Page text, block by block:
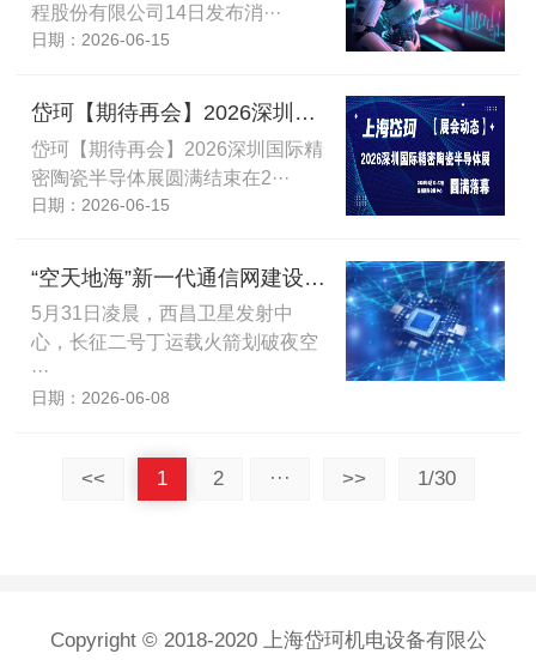
程股份有限公司14日发布消···
日期：2026-06-15
岱珂【期待再会】2026深圳国际精密陶瓷半导体展圆满结束
岱珂【期待再会】2026深圳国际精
密陶瓷半导体展圆满结束在2···
日期：2026-06-15
“空天地海”新一代通信网建设提速 助力经济社会数智化转型
5月31日凌晨，西昌卫星发射中
心，长征二号丁运载火箭划破夜空
···
日期：2026-06-08
<< 1 2 ··· >> 1/30
Copyright © 2018-2020 上海岱珂机电设备有限公